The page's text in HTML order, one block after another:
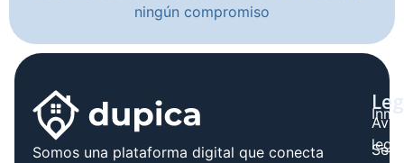
ningún compromiso
Somos una plataforma digital que conecta
legal